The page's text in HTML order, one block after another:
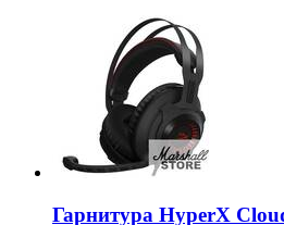
Гарнитура HyperX